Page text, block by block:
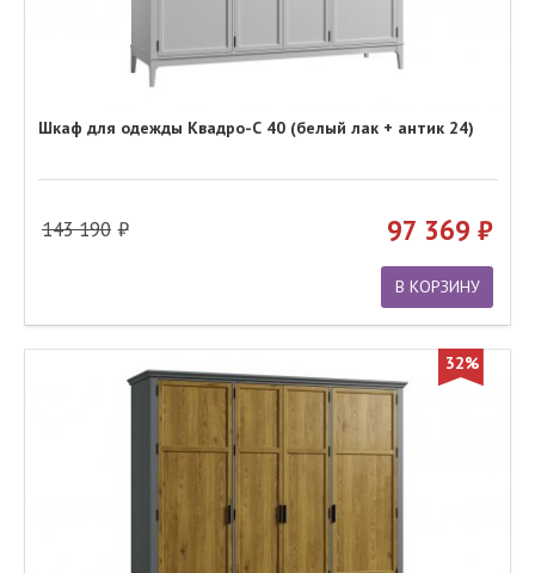
Шкаф для одежды Квадро-С 40 (белый лак + антик 24)
143 190 97 369
В КОРЗИНУ
32%